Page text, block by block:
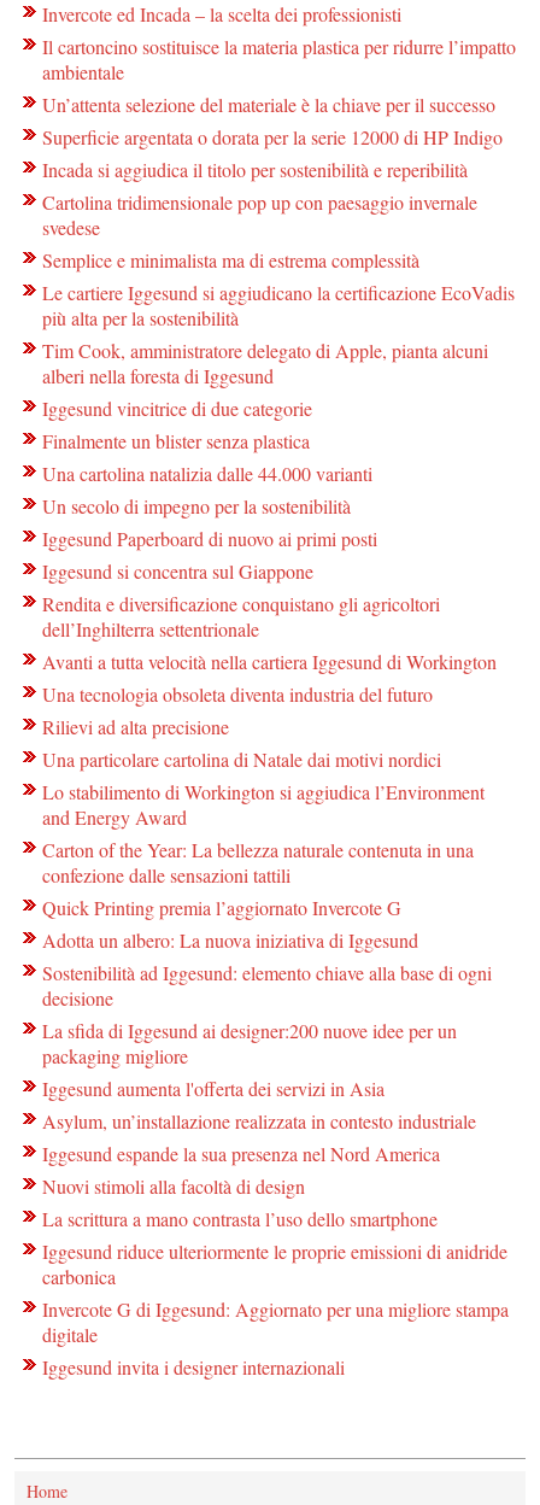
Invercote ed Incada – la scelta dei professionisti
Il cartoncino sostituisce la materia plastica per ridurre l’impatto
ambientale
Un’attenta selezione del materiale è la chiave per il successo
Superficie argentata o dorata per la serie 12000 di HP Indigo
Incada si aggiudica il titolo per sostenibilità e reperibilità
Cartolina tridimensionale pop up con paesaggio invernale
svedese
Semplice e minimalista ma di estrema complessità
Le cartiere Iggesund si aggiudicano la certificazione EcoVadis
più alta per la sostenibilità
Tim Cook, amministratore delegato di Apple, pianta alcuni
alberi nella foresta di Iggesund
Iggesund vincitrice di due categorie
Finalmente un blister senza plastica
Una cartolina natalizia dalle 44.000 varianti
Un secolo di impegno per la sostenibilità
Iggesund Paperboard di nuovo ai primi posti
Iggesund si concentra sul Giappone
Rendita e diversificazione conquistano gli agricoltori
dell’Inghilterra settentrionale
Avanti a tutta velocità nella cartiera Iggesund di Workington
Una tecnologia obsoleta diventa industria del futuro
Rilievi ad alta precisione
Una particolare cartolina di Natale dai motivi nordici
Lo stabilimento di Workington si aggiudica l’Environment
and Energy Award
Carton of the Year: La bellezza naturale contenuta in una
confezione dalle sensazioni tattili
Quick Printing premia l’aggiornato Invercote G
Adotta un albero: La nuova iniziativa di Iggesund
Sostenibilità ad Iggesund: elemento chiave alla base di ogni
decisione
La sfida di Iggesund ai designer:200 nuove idee per un
packaging migliore
Iggesund aumenta l'offerta dei servizi in Asia
Asylum, un’installazione realizzata in contesto industriale
Iggesund espande la sua presenza nel Nord America
Nuovi stimoli alla facoltà di design
La scrittura a mano contrasta l’uso dello smartphone
Iggesund riduce ulteriormente le proprie emissioni di anidride
carbonica
Invercote G di Iggesund: Aggiornato per una migliore stampa
digitale
Iggesund invita i designer internazionali
Home